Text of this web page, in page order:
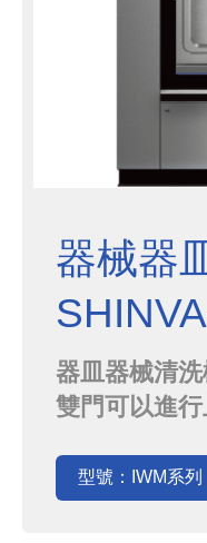
器械器
器皿器械清
雙門可以進
殊的super
殊的霧面材
型號：IWM系列